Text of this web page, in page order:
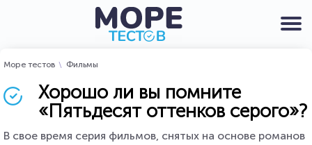
Море тестов Фильмы
Хорошо ли вы помните
«Пятьдесят оттенков серого»?
В свое время серия фильмов, снятых на основе романов